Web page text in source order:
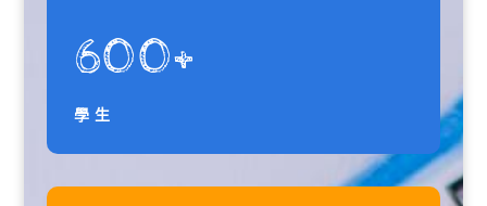
600+
學生